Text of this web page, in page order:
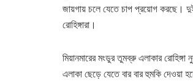
জায়গায় চলে যেতে চাপ প্রয়োগ করছে। দুই
রোহিঙ্গারা।
মিয়ানমারের মংডুর তুমব্রু এলাকার
এলাকা ছেড়ে যেতে বার বার হুমকি দেওয়া